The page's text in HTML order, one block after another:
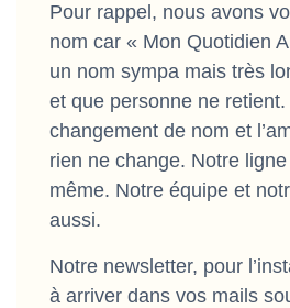
Pour rappel, nous avons
nom car « Mon Quotidien
un nom sympa mais très
et que personne ne
changement de nom et
rien ne change. Notre
même. Notre équipe et
aussi.
Notre newsletter, pour
à arriver dans vos mails